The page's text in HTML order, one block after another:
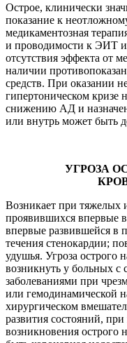
Острое, клинически
показание к
медикаментозная
и проводимости к ЭИТ
отсутствия эффекта от
наличии
средств. При оказании
гипертоническом кризе
снижению АД и
или внутрь может быть
УГРОЗА
Возникает при тяжелых
проявившихся впервые
впервые развившейся в
течения стенокардии;
удушья. Угроза острого
возникнуть у больных с
заболеваниями при
или гемодинамической
хирургическом
развития состояний,
возникновения острого